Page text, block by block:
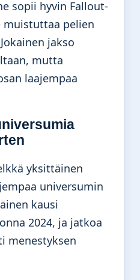
sopii hyvin Fallout-
muistuttaa pelien
jakso
mutta
laajempaa
yksittäinen
universumin
kausi
2024, ja jatkoa
menestyksen